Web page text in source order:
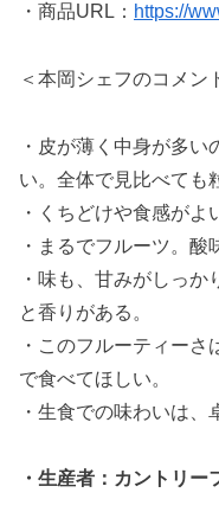
・商品URL： https://
＜本岡シェフのコメン
・皮が薄く中身が多
い。全体で見比べても
・くちどけや食感がよ
・まるでフルーツ。酸
・味も、甘みがしっ
と香りがある。
・このフルーティー
で食べてほしい。
・生食での味わいは、
・生産者：カントリー